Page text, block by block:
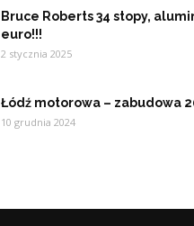
Bruce Roberts 34 stopy,
euro!!!
2 stycznia 2025
Łódź motorowa – zabudowa
10 grudnia 2024